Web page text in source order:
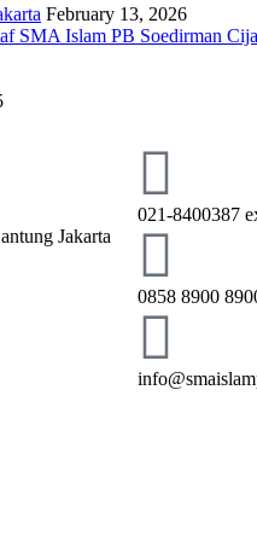
February 13, 2026
SMA Islam PB Soedirman
Jakarta
021-8400387
0858 8900